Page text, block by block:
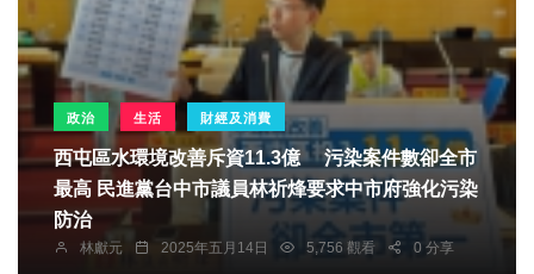
政治 生活 財經及消費
西屯區水環境改善斥資11.3億 污染案件數卻全市
最高 民進黨台中市議員林祈烽要求中市府強化污染
防治
林獻元 2025年五月14日 5,756 觀看 0 分享